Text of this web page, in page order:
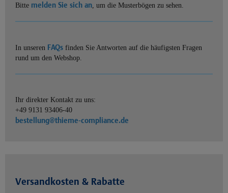
Bitte melden Sie sich an, um die Musterbögen zu sehen.
In unseren FAQs finden Sie Antworten auf die häufigsten Fragen
rund um den Webshop.
Ihr direkter Kontakt zu uns:
+49 9131 93406-40
bestellung@thieme-compliance.de
Versandkosten & Rabatte